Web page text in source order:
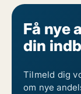
Få nye
din
Tilmeld dig
om nye